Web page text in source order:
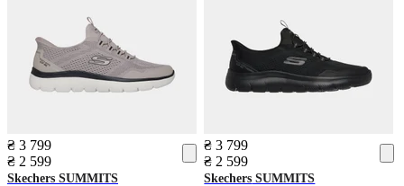
₴ 3 799
₴ 2 599
Skechers SUMMITS
₴ 3 799
₴ 2 599
Skechers SUMMITS